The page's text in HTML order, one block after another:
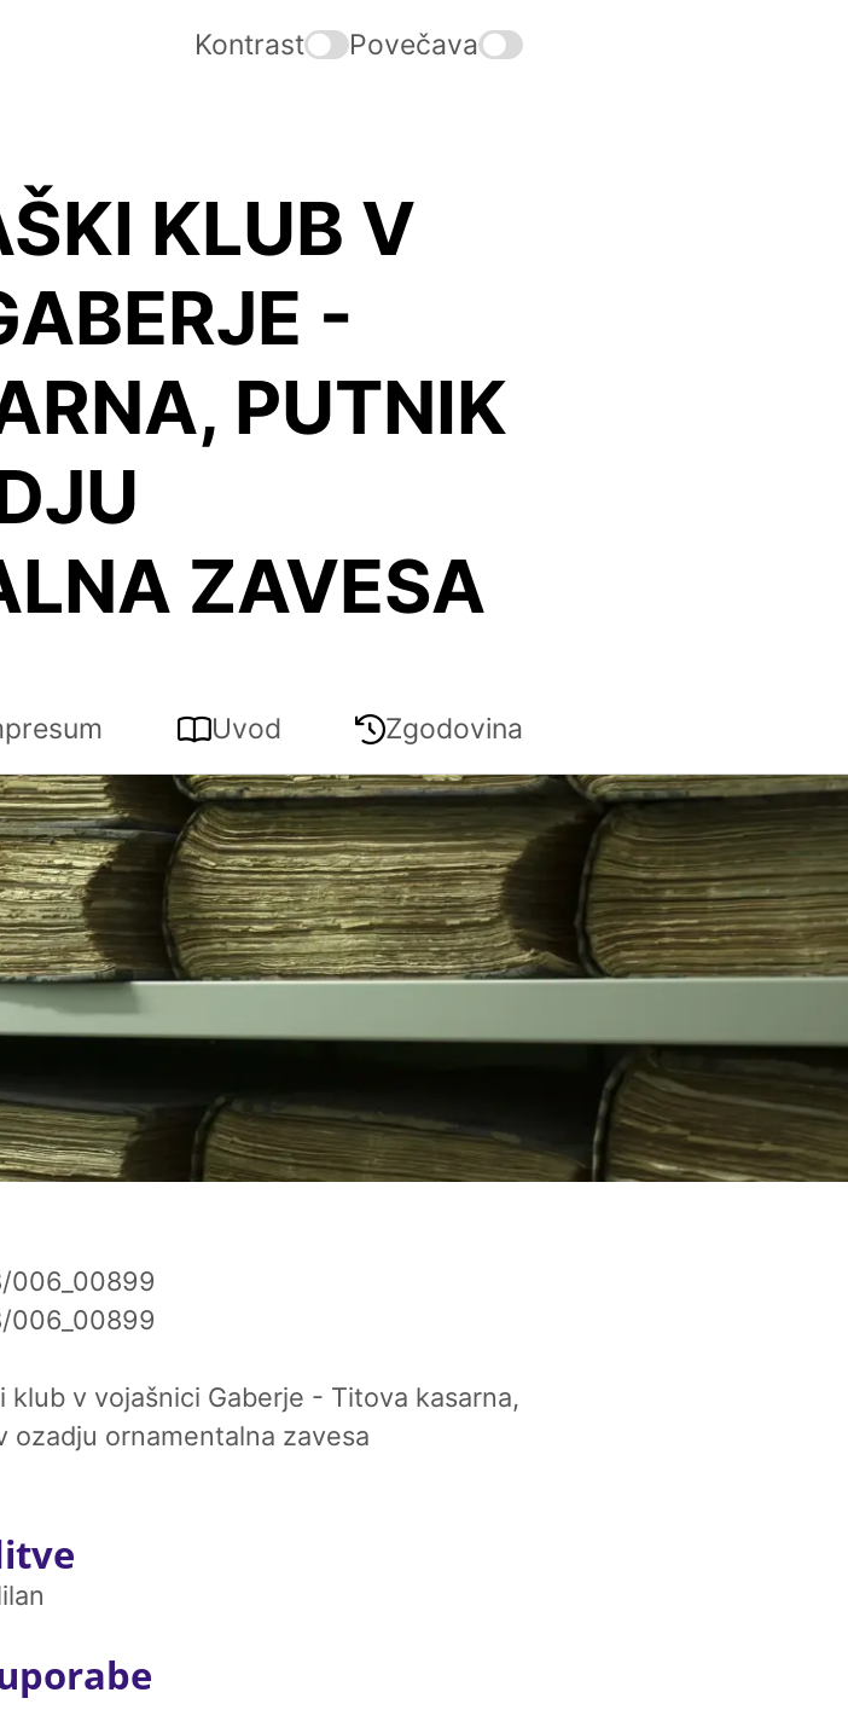
Kontrast Povečava
KLUB V
-
PUTNIK
ZAVESA
Uvod Zgodovina
006_00899
006_00899
klub v vojašnici Gaberje - Titova kasarna,
ozadju ornamentalna zavesa